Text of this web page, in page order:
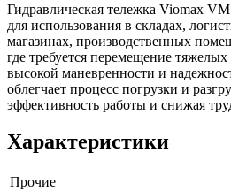
Гидравлическая тележка Viomax
для использования в складах,
магазинах, производственных
где требуется перемещение тяжелых
высокой маневренности и
облегчает процесс погрузки и
эффективность работы и снижая
Характеристики
Прочие